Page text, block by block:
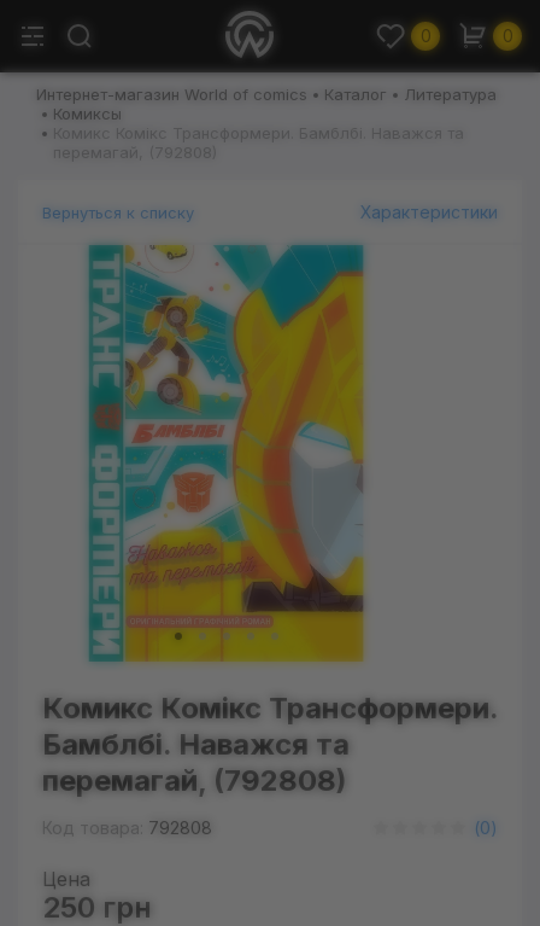
0 0
Интернет-магазин World of comics Каталог
Литература
Комиксы
Комикс Комікс Трансформери. Бамблбі. Наважся та
перемагай, (792808)
Вернуться к списку Характеристики
Комикс Комікс Трансформери.
Бамблбі. Наважся та
перемагай, (792808)
Код товара: 792808 (0)
Цена
250 грн